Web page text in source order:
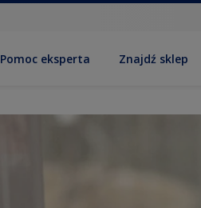
Pomoc eksperta Znajdź sklep